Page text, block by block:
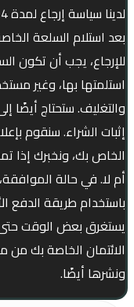
بعد استلام السلعة
للإرجاع، يجب أن تكون
استلمتها بها، وغير
والتغليف. ستحتاج أيضًا
إثبات الشراء. سنقوم
الخاص بك، ونخبرك إذا
أم لا. في حالة
باستخدام طريقة الدفع
يستغرق بعض الوقت
الائتمان الخاصة بك من
ونشرها أيضًا.